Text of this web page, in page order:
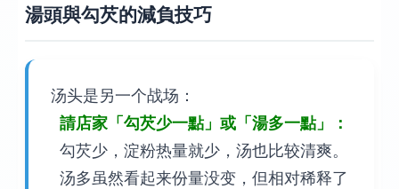
湯頭與勾芡的減負技巧
汤头是另一个战场：
請店家「勾芡少一點」或「湯多一點」：
勾芡少，淀粉热量就少，汤也比较清爽。
汤多虽然看起来份量没变，但相对稀释了